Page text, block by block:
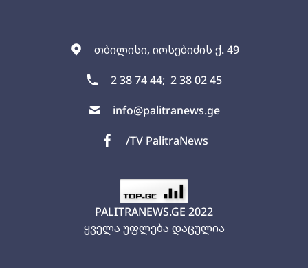
თბილისი, იოსებიძის ქ. 49
2 38 74 44; 2 38 02 45
info@palitranews.ge
/TV PalitraNews
PALITRANEWS.GE 2022
ყველა უფლება დაცულია